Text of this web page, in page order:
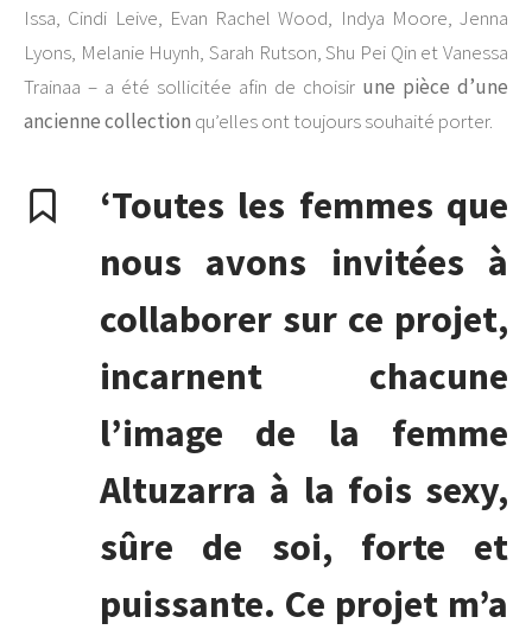
Issa, Cindi Leive, Evan Rachel Wood, Indya Moore, Jenna
Lyons, Melanie Huynh, Sarah Rutson, Shu Pei Qin et Vanessa
Trainaa – a été sollicitée afin de choisir une pièce d’une
ancienne collection qu’elles ont toujours souhaité porter.
‘Toutes les femmes que
nous avons invitées à
collaborer sur ce projet,
incarnent chacune
l’image de la femme
Altuzarra à la fois sexy,
sûre de soi, forte et
puissante. Ce projet m’a